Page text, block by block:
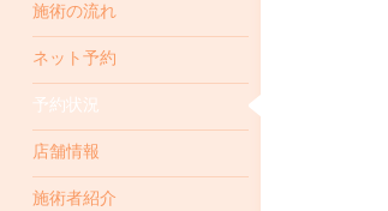
施術の流れ
ネット予約
予約状況
店舗情報
施術者紹介